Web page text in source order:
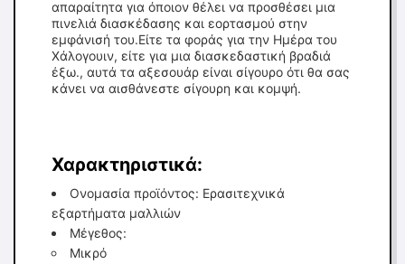
απαραίτητα για όποιον θέλει να προσθέσει μια
πινελιά διασκέδασης και εορτασμού στην
εμφάνισή του.Είτε τα φοράς για την Ημέρα του
Χάλογουιν, είτε για μια διασκεδαστική βραδιά
έξω., αυτά τα αξεσουάρ είναι σίγουρο ότι θα σας
κάνει να αισθάνεστε σίγουρη και κομψή.
Χαρακτηριστικά:
Ονομασία προϊόντος: Ερασιτεχνικά
εξαρτήματα μαλλιών
Μέγεθος:
Μικρό